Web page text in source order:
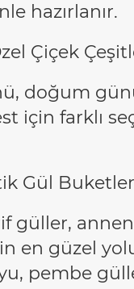
hazırlanır.
Çiçek
doğum
için farklı
Gül
güller,
en güzel
pembe